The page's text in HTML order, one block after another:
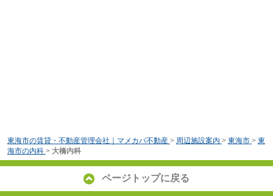
東海市の賃貸・不動産管理会社｜マメカバ不動産 > 周辺施設案内 > 東海市 > 東
海市の内科 > 大橋内科
ページトップに戻る